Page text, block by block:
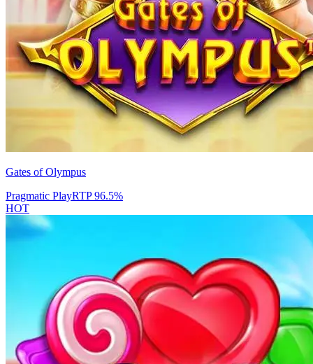
Gates of Olympus
Pragmatic PlayRTP96.5%
HOT